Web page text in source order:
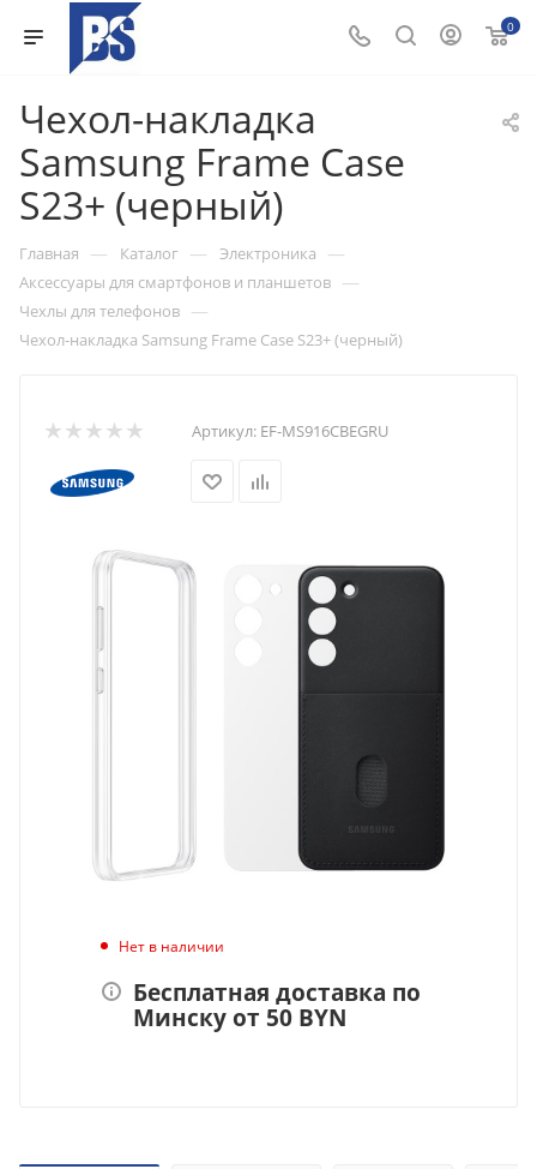
0
Чехол-накладка
Samsung Frame Case
S23+ (черный)
Главная — Каталог — Электроника —
Аксессуары для смартфонов и планшетов —
Чехлы для телефонов —
Чехол-накладка Samsung Frame Case S23+ (черный)
Артикул: EF-MS916CBEGRU
Нет в наличии
Бесплатная доставка по
Минску от 50 BYN